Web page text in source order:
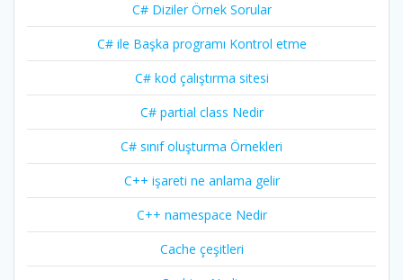
C# Diziler Örnek Sorular
C# ile Başka programı Kontrol etme
C# kod çalıştırma sitesi
C# partial class Nedir
C# sınıf oluşturma Örnekleri
C++ işareti ne anlama gelir
C++ namespace Nedir
Cache çeşitleri